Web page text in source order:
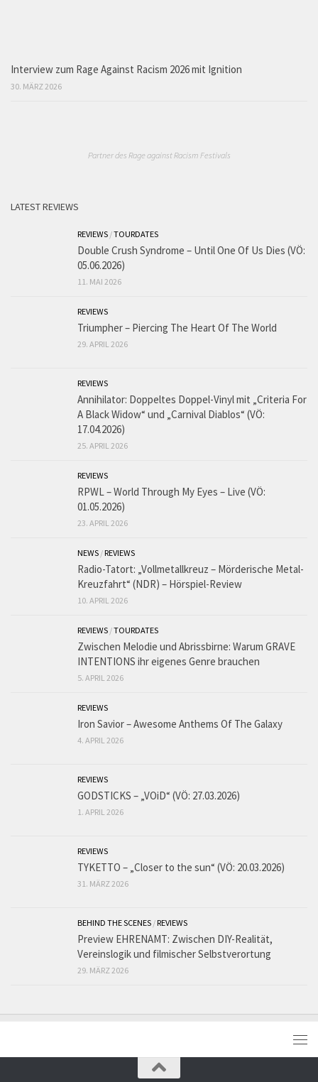
Interview zum Rage Against Racism 2026 mit Ignition
30. MÄRZ 2026
Partner des Rage against Racism Festivals
LATEST REVIEWS
REVIEWS /TOURDATES
Double Crush Syndrome – Until One Of Us Dies (VÖ:
05.06.2026)
11. MAI 2026
REVIEWS
Triumpher – Piercing The Heart Of The World
29. APRIL 2026
REVIEWS
Annihilator: Doppeltes Doppel-Vinyl mit „Criteria For
A Black Widow“ und „Carnival Diablos“ (VÖ:
17.04.2026)
25. APRIL 2026
REVIEWS
RPWL – World Through My Eyes – Live (VÖ:
01.05.2026)
23. APRIL 2026
NEWS /REVIEWS
Radio-Tatort: „Vollmetallkreuz – Mörderische Metal-
Kreuzfahrt“ (NDR) – Hörspiel-Review
10. APRIL 2026
REVIEWS /TOURDATES
Zwischen Melodie und Abrissbirne: Warum GRAVE
INTENTIONS ihr eigenes Genre brauchen
5. APRIL 2026
REVIEWS
Iron Savior – Awesome Anthems Of The Galaxy
4. APRIL 2026
REVIEWS
GODSTICKS – „VOiD“ (VÖ: 27.03.2026)
1. APRIL 2026
REVIEWS
TYKETTO – „Closer to the sun“ (VÖ: 20.03.2026)
31. MÄRZ 2026
BEHIND THE SCENES /REVIEWS
Preview EHRENAMT: Zwischen DIY-Realität,
Vereinslogik und filmischer Selbstverortung
29. MÄRZ 2026